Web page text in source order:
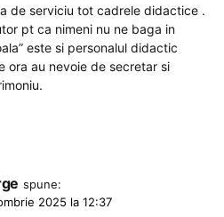
de serviciu tot cadrele didactice .
pt ca nimeni nu ne baga in
este si personalul didactic
ora au nevoie de secretar si
spune:
2025 la 12:37